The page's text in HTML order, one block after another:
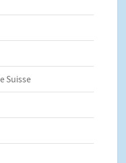
Suisse